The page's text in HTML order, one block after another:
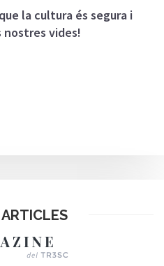
la cultura és segura i
nostres vides!